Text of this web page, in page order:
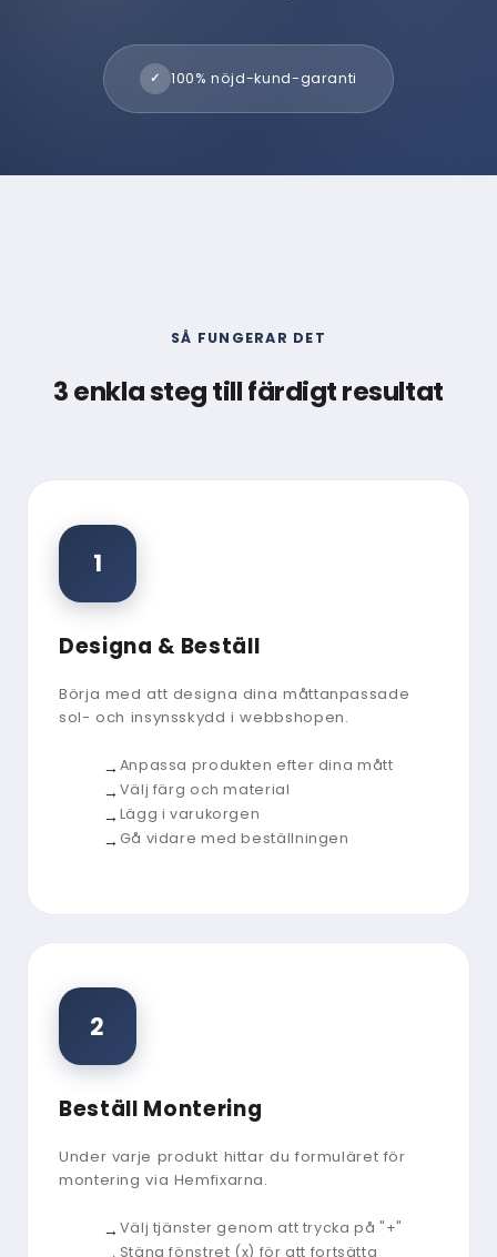
100% nöjd-kund-garanti
SÅ FUNGERAR DET
3 enkla steg till färdigt resultat
1
Designa & Beställ
Börja med att designa dina måttanpassade
sol- och insynsskydd i webbshopen.
Anpassa produkten efter dina mått
Välj färg och material
Lägg i varukorgen
Gå vidare med beställningen
2
Beställ Montering
Under varje produkt hittar du formuläret för
montering via Hemfixarna.
Välj tjänster genom att trycka på "+"
Stäng fönstret (x) för att fortsätta